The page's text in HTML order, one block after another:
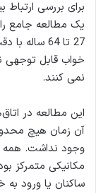
برای بررسی
27 تا 64
خواب قابل توجهی
نمی کنند.
این مطالعه در
وجود نداشت. همه
مکانیکی متمرکز
ساکنان یا ورود به